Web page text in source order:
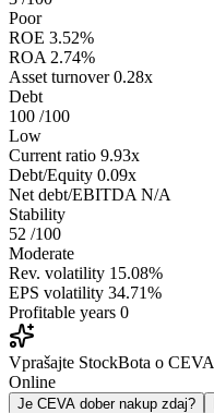
Poor
ROE 3.52%
ROA 2.74%
Asset turnover 0.28x
Debt
100 /100
Low
Current ratio 9.93x
Debt/Equity 0.09x
Net debt/EBITDA N/A
Stability
52 /100
Moderate
Rev. volatility 15.08%
EPS volatility 34.71%
Profitable years 0
Vprašajte StockBota o CEVA
Online
Je CEVA dober nakup zdaj?